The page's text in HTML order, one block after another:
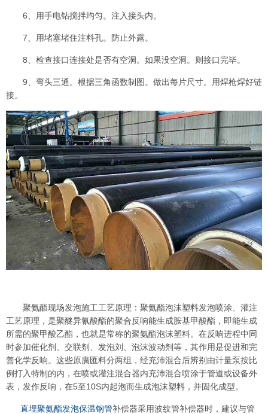
6、用手电钻搅拌均匀。注入接头内。
7、用堵塞堵住注料孔。防止外露。
8、检查接口连接处是否有空洞。如果没空洞。则接口完毕。
9、弯头三通。根据三角函数制图。做出每片尺寸。用焊枪焊好链
接。
聚氨酯现场发泡施工工艺原理：聚氨酯泡沫塑料发泡喷涂、灌注
工艺原理，是聚醚异氰酸酯的聚合反响能生成胺基甲酸酯，即能生成
所需的聚甲酸乙酯，也就是常称的聚氨酯泡沫塑料。在反响进程中同
时参加催化剂、交联剂、发泡刘、泡沫波动剂等，其作用是促进和完
善化学反响。这些原廣匯料分两组，经充沛混合后辨别由计量泵按比
例打入特制的内，在喷或灌注混合器内充沛混合喷涂于管道或设备外
表，发作反响，在5至10S内起泡而生成泡沫塑料，并固化成型。
直埋聚氨酯发泡保温钢管补偿器采用波纹管补偿器时，建议与管